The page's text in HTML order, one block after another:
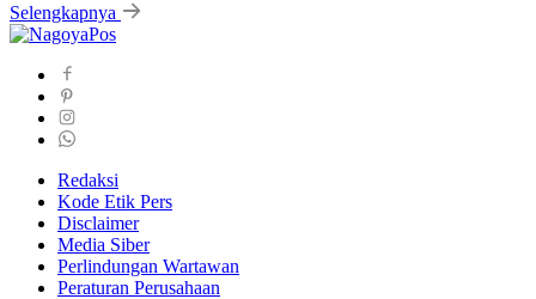
Selengkapnya
Redaksi
Kode Etik Pers
Disclaimer
Media Siber
Perlindungan Wartawan
Peraturan Perusahaan